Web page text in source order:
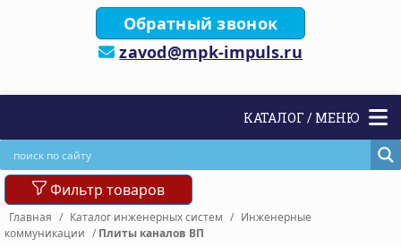
КАТАЛОГ / МЕНЮ
Фильтр товаров
Обратный звонок
zavod@mpk-impuls.ru
Главная / Каталог инженерных систем / Инженерные
коммуникации /Плиты каналов ВП